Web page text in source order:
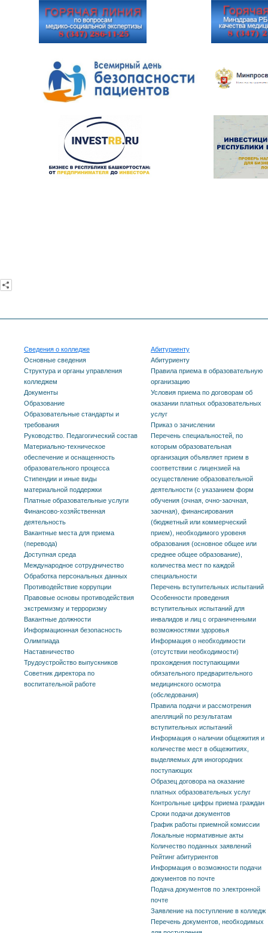
Сведения о колледже
Основные сведения
Структура и органы управления
колледжем
Документы
Образование
Образовательные стандарты и
требования
Руководство. Педагогический состав
Материально-техническое
обеспечение и оснащенность
образовательного процесса
Стипендии и иные виды
материальной поддержки
Платные образовательные услуги
Финансово-хозяйственная
деятельность
Вакантные места для приема
(перевода)
Доступная среда
Международное сотрудничество
Обработка персональных данных
Противодействие коррупции
Правовые основы противодействия
экстремизму и терроризму
Вакантные должности
Информационная безопасность
Олимпиада
Наставничество
Трудоустройство выпускников
Советник директора по
воспитательной работе
Абитуриенту
Абитуриенту
Правила приема в образовательную
организацию
Условия приема по договорам об
оказании платных образовательных
услуг
Приказ о зачислении
Перечень специальностей, по
которым образовательная
организация объявляет прием в
соответствии с лицензией на
осуществление образовательной
деятельности (с указанием форм
обучения (очная, очно-заочная,
заочная), финансирования
(бюджетный или коммерческий
прием), необходимого уровеня
образования (основное общее или
среднее общее образование),
количества мест по каждой
специальности
Перечень вступительных испытаний
Особенности проведения
вступительных испытаний для
инвалидов и лиц с ограниченными
возможностями здоровья
Информация о необходимости
(отсутствии необходимости)
прохождения поступающими
обязательного предварительного
медицинского осмотра
(обследования)
Правила подачи и рассмотрения
апелляций по результатам
вступительных испытаний
Информация о наличии общежития и
количестве мест в общежитиях,
выделяемых для иногородних
поступающих
Образец договора на оказание
платных образовательных услуг
Контрольные цифры приема граждан
Сроки подачи документов
График работы приемной комиссии
Локальные нормативные акты
Количество поданных заявлений
Рейтинг абитуриентов
Информация о возможности подачи
документов по почте
Подача документов по электронной
почте
Заявление на поступление в колледж
Перечень документов, необходимых